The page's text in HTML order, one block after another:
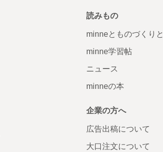
読みもの
minneとものづくりと
minne学習帖
ニュース
minneの本
企業の方へ
広告出稿について
大口注文について